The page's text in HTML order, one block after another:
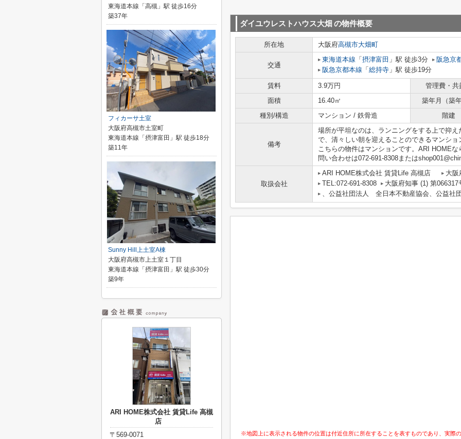
ダイユウレストハウス大畑 の物件概要
所在地 大阪府高槻市大畑町
交通
東海道本線 「 摂津富田 」駅 徒歩3分
阪急京
阪急京都本線 「 総持寺 」駅 徒歩19分
賃料 3.9万円
管理費・共
面積
16.40㎡
築年月（築
種別/構造
マンション / 鉄骨造 階建
備考
場所が平坦なのは、ランニングをする上で抑
で、清々しい朝を迎えることのできるマンシ
こちらの物件はマンションです。ARI HOME
問い合わせは072-691-8308または
取扱会社
ARI HOME株式会社 賃貸Life 高槻店
大阪
TEL:072-691-8308
大阪府知事 (1) 第066317
、公益社団法人 全日本不動産協会、公益社
※地図上に表示される物件の位置は付近住所に所在することを表すものであり、実際
東海道本線「高槻」駅 徒歩16分
築37年
フィカーサ土室
大阪府高槻市土室町
東海道本線「摂津富田」駅 徒歩18分
築11年
Sunny Hill上土室A棟
大阪府高槻市上土室１丁目
東海道本線「摂津富田」駅 徒歩30分
築9年
ARI HOME株式会社 賃貸Life 高槻
店
〒569-0071